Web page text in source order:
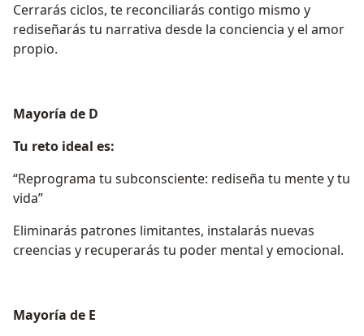
Cerrarás ciclos, te reconciliarás contigo mismo y
rediseñarás tu narrativa desde la conciencia y el amor
propio.
Mayoría de D
Tu reto ideal es:
“Reprograma tu subconsciente: rediseña tu mente y tu
vida”
Eliminarás patrones limitantes, instalarás nuevas
creencias y recuperarás tu poder mental y emocional.
Mayoría de E